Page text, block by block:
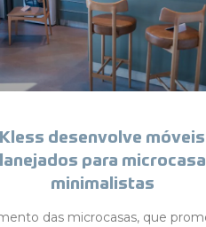
Kless desenvolve móveis
para
minimalistas
das microcasas, que